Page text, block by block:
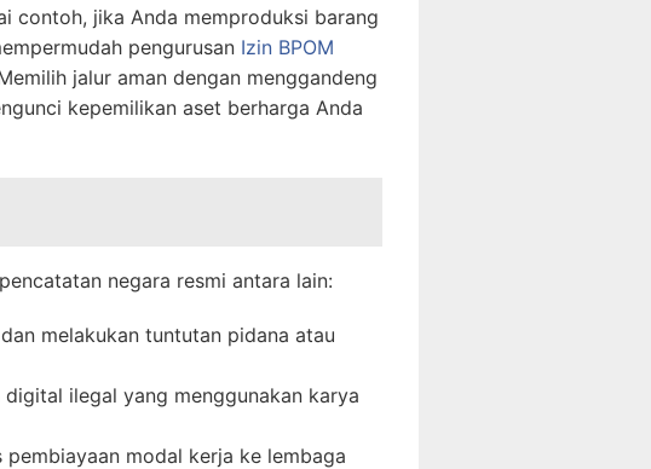
contoh, jika Anda memproduksi barang
pengurusan Izin BPOM
jalur aman dengan menggandeng
kepemilikan aset berharga Anda
negara resmi antara lain:
melakukan tuntutan pidana atau
ilegal yang menggunakan karya
modal kerja ke lembaga